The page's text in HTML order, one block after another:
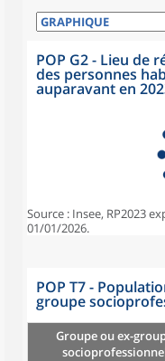
POP G2 - Lieu de
des personnes
auparavant en
Source : Insee, RP2023
01/01/2026.
POP T7 -
groupe
Groupe ou ex-